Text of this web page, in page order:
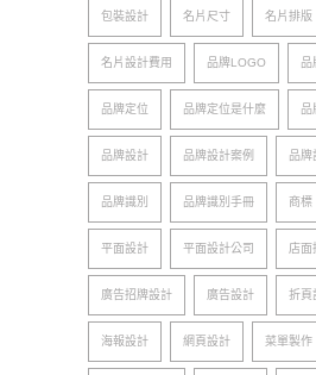
包裝設計 名片尺寸 名片排版
名片設計費用 品牌LOGO 品
品牌定位 品牌定位是什麼 品
品牌設計 品牌設計案例 品牌
品牌識別 品牌識別手冊 商標
平面設計 平面設計公司 店面
廣告招牌設計 廣告設計 折頁
海報設計 網頁設計 菜單製作